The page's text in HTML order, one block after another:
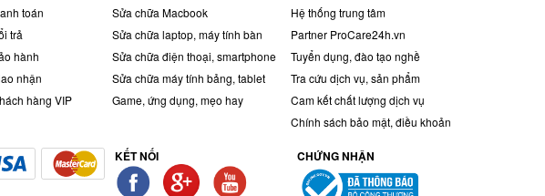
toán
trả
hành
nhận
hàng VIP
Sửa chữa Macbook
Sửa chữa laptop, máy tính bàn
Sửa chữa điện thoại, smartphone
Sửa chữa máy tính bảng, tablet
Game, ứng dụng, mẹo hay
Hệ thống trung tâm
Partner ProCare24h.vn
Tuyển dụng, đào tạo nghề
Tra cứu dịch vụ, sản phẩm
Cam kết chất lượng dịch vụ
Chính sách bảo mật, điều khoản
KẾT NỐI CHỨNG NHẬN